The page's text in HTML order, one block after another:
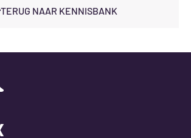
TERUG NAAR KENNISBANK